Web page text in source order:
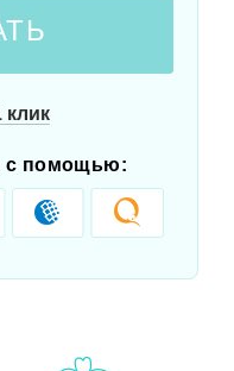
клик
с помощью: